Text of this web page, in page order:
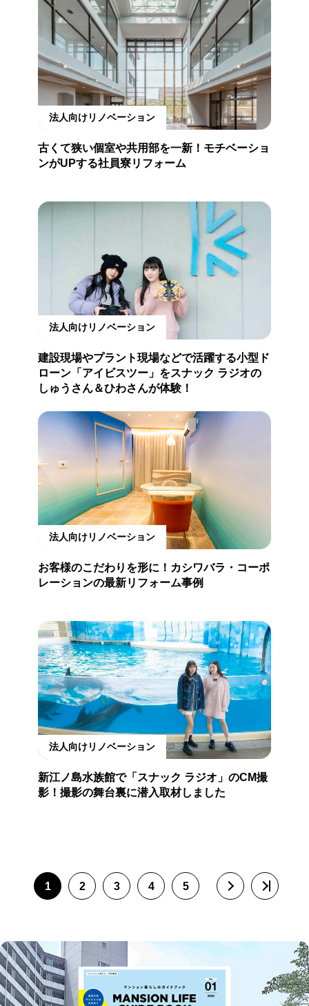
法人向けリノベーション
古くて狭い個室や共用部を一新！モチベーショ
ンがUPする社員寮リフォーム
法人向けリノベーション
建設現場やプラント現場などで活躍する小型ド
ローン「アイビスツー」をスナック ラジオの
しゅうさん＆ひわさんが体験！
法人向けリノベーション
お客様のこだわりを形に！カシワバラ・コーポ
レーションの最新リフォーム事例
法人向けリノベーション
新江ノ島水族館で「スナック ラジオ」のCM撮
影！撮影の舞台裏に潜入取材しました
1 2 3 4 5